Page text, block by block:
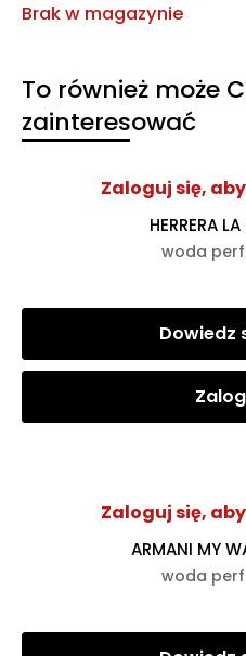
Brak w magazynie
To również może
zainteresować
Zaloguj się,
HERRERA
woda
Dowiedz
Zaloguj się,
ARMANI MY
woda